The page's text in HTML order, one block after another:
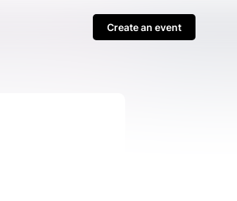
Create an event